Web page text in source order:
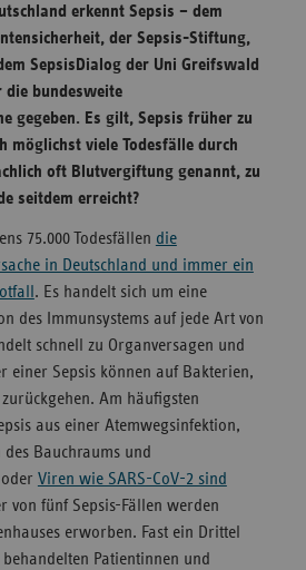
erkennt Sepsis – dem
der Sepsis-Stiftung,
SepsisDialog der Uni Greifswald
die bundesweite
gegeben. Es gilt, Sepsis früher zu
möglichst viele Todesfälle durch
oft Blutvergiftung genannt, zu
seitdem erreicht?
75.000 Todesfällen die
in Deutschland und immer ein
. Es handelt sich um eine
des Immunsystems auf jede Art von
schnell zu Organversagen und
einer Sepsis können auf Bakterien,
Am häufigsten
aus einer Atemwegsinfektion,
Bauchraums und
Viren wie SARS-CoV-2 sind
von fünf Sepsis-Fällen werden
erworben. Fast ein Drittel
Patientinnen und